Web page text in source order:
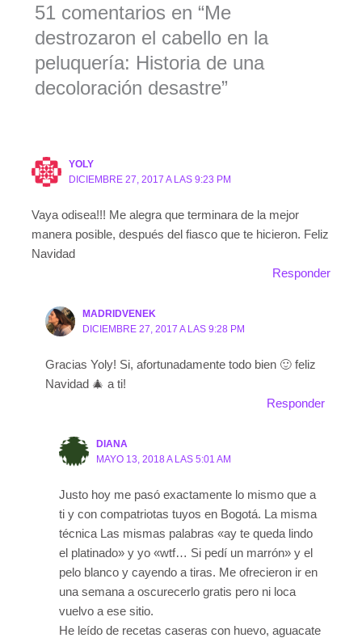
51 comentarios en “Me
destrozaron el cabello en la
peluquería: Historia de una
decoloración desastre”
YOLY
DICIEMBRE 27, 2017 A LAS 9:23 PM
Vaya odisea!!! Me alegra que terminara de la mejor
manera posible, después del fiasco que te hicieron. Feliz
Navidad
Responder
MADRIDVENEK
DICIEMBRE 27, 2017 A LAS 9:28 PM
Gracias Yoly! Si, afortunadamente todo bien 🙂 feliz
Navidad 🎄 a ti!
Responder
DIANA
MAYO 13, 2018 A LAS 5:01 AM
Justo hoy me pasó exactamente lo mismo que a
ti y con compatriotas tuyos en Bogotá. La misma
técnica Las mismas palabras «ay te queda lindo
el platinado» y yo «wtf… Si pedí un marrón» y el
pelo blanco y cayendo a tiras. Me ofrecieron ir en
una semana a oscurecerlo gratis pero ni loca
vuelvo a ese sitio.
He leído de recetas caseras con huevo, aguacate